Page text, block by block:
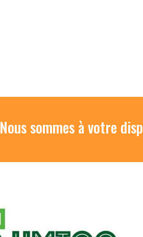
Nous sommes à votre